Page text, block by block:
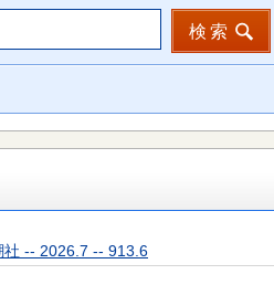
検索
社 -- 2026.7 -- 913.6